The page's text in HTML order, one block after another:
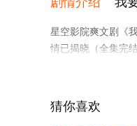
星空影院爽文剧《
情已揭晓（全集完
猜你喜欢